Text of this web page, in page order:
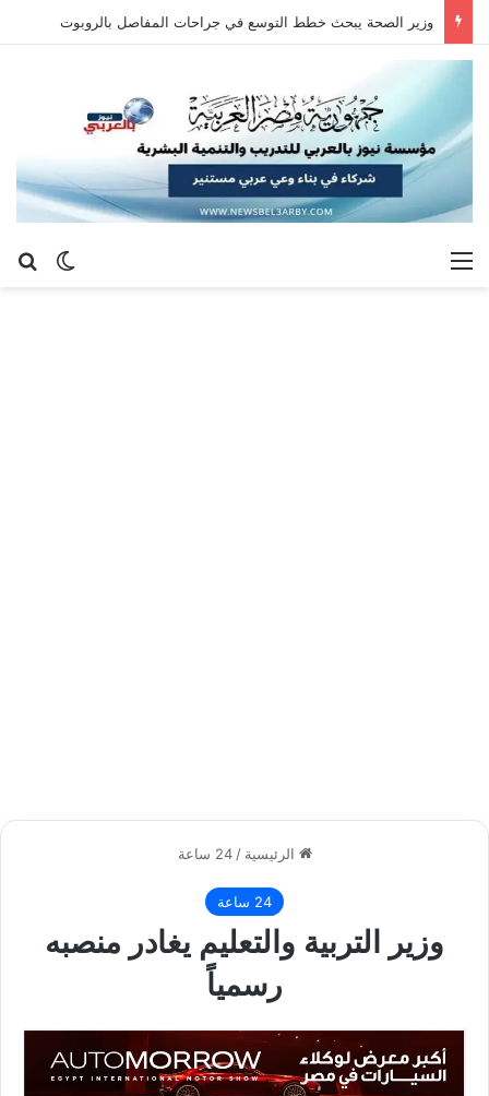
وزير الصحة يبحث خطط التوسع في جراحات المفاصل بالروبوت
الوضع القائمة
الرئيسية / 24 ساعة
24 ساعة
وزير التربية والتعليم يغادر منصبه
رسمياً